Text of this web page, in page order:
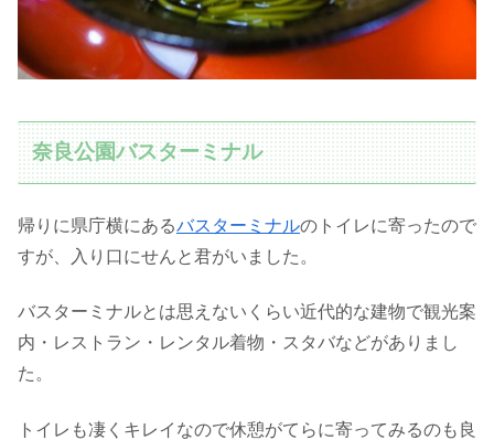
奈良公園バスターミナル
帰りに県庁横にあるバスターミナルのトイレに寄ったので
すが、入り口にせんと君がいました。
バスターミナルとは思えないくらい近代的な建物で観光案
内・レストラン・レンタル着物・スタバなどがありまし
た。
トイレも凄くキレイなので休憩がてらに寄ってみるのも良